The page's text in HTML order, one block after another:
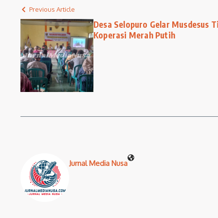
Previous Article
Desa Selopuro Gelar Musdesus
Koperasi Merah Putih
Jurnal Media Nusa